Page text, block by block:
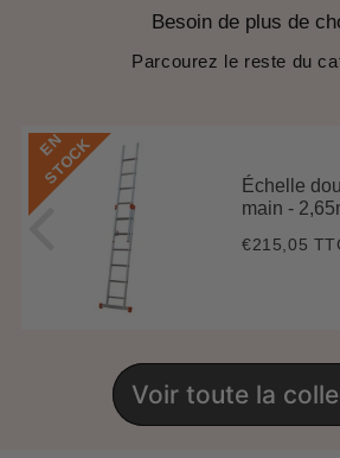
Besoin de plus de
Parcourez le reste du
E
N
S
T
O
C
K
Échelle
main -
Prix
€215,05
Voir toute la